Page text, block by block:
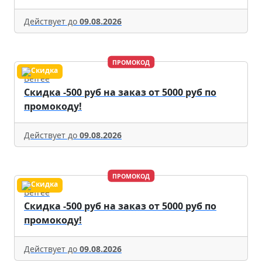
Действует до 09.08.2026
ПРОМОКОД
Befree
Скидка -500 руб на заказ от 5000 руб по
промокоду!
Действует до 09.08.2026
ПРОМОКОД
Befree
Скидка -500 руб на заказ от 5000 руб по
промокоду!
Действует до 09.08.2026